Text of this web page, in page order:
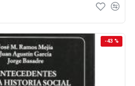
-43 %